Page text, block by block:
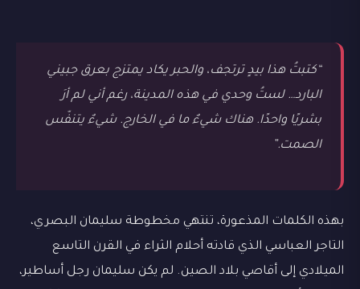
“كتبتُ هذا بيدٍ ترتجف، والحبر يكاد يمتزج بعرق جبيني
البارد… لستُ وحدي في هذه المدينة، رغم أني لم أرَ
بشريًا واحدًا. هناك شيءٌ ما في الخارج. شيءٌ يتنفّس
الصمت.”
بهذه الكلمات المذعورة، تنتهي مخطوطة سليمان البصري،
التاجر العباسي الذي قادته أحلام الثراء في القرن التاسع
الميلادي إلى أقاصي بلاد الصين. لم يكن سليمان رجل أساطير،